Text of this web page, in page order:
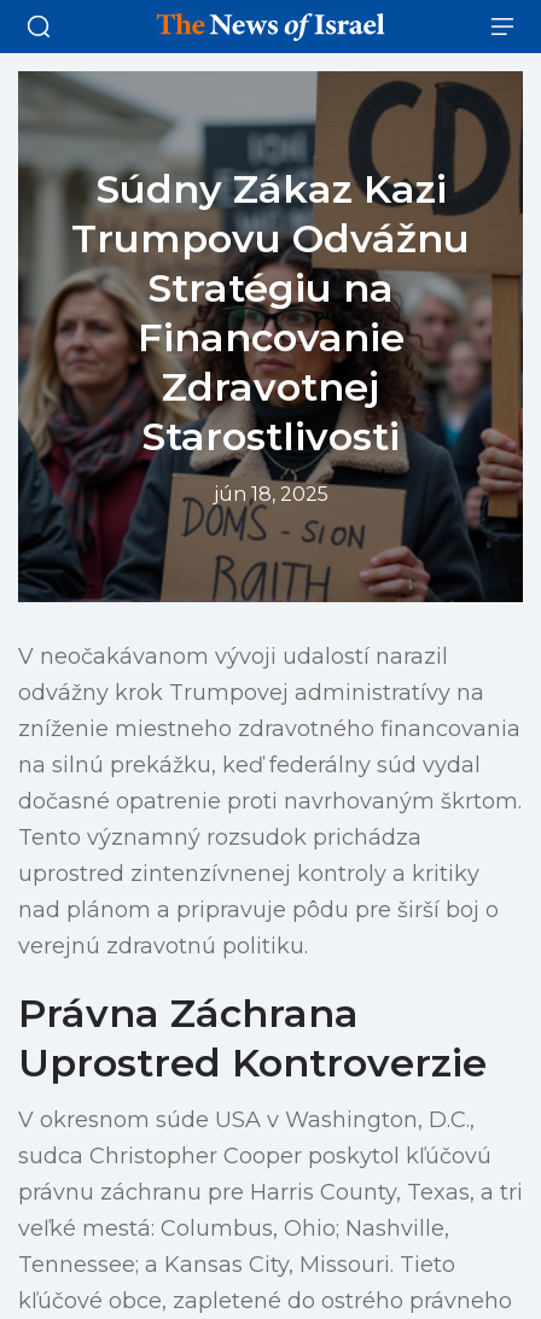
Súdny Zákaz Kazi
Trumpovu Odvážnu
Stratégiu na
Financovanie
Zdravotnej
Starostlivosti
jún 18, 2025
V neočakávanom vývoji udalostí narazil
odvážny krok Trumpovej administratívy na
zníženie miestneho zdravotného financovania
na silnú prekážku, keď federálny súd vydal
dočasné opatrenie proti navrhovaným škrtom.
Tento významný rozsudok prichádza
uprostred zintenzívnenej kontroly a kritiky
nad plánom a pripravuje pôdu pre širší boj o
verejnú zdravotnú politiku.
Právna Záchrana
Uprostred Kontroverzie
V okresnom súde USA v Washington, D.C.,
sudca Christopher Cooper poskytol kľúčovú
právnu záchranu pre Harris County, Texas, a tri
veľké mestá: Columbus, Ohio; Nashville,
Tennessee; a Kansas City, Missouri. Tieto
kľúčové obce, zapletené do ostrého právneho